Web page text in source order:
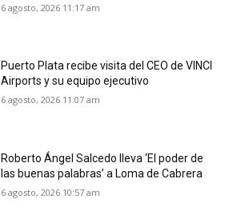
6 agosto, 2026 11:17 am
Puerto Plata recibe visita del CEO de VINCI
Airports y su equipo ejecutivo
6 agosto, 2026 11:07 am
Roberto Ángel Salcedo lleva ‘El poder de
las buenas palabras’ a Loma de Cabrera
6 agosto, 2026 10:57 am